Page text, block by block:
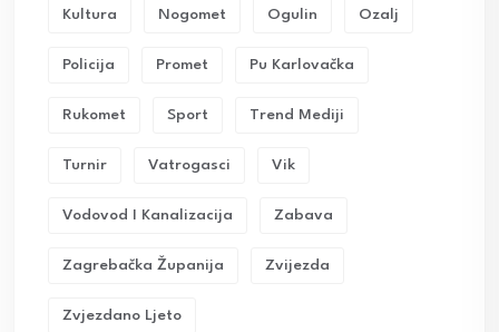
Kultura Nogomet Ogulin Ozalj
Policija Promet Pu Karlovačka
Rukomet Sport Trend Mediji
Turnir Vatrogasci Vik
Vodovod I Kanalizacija Zabava
Zagrebačka Županija Zvijezda
Zvjezdano Ljeto